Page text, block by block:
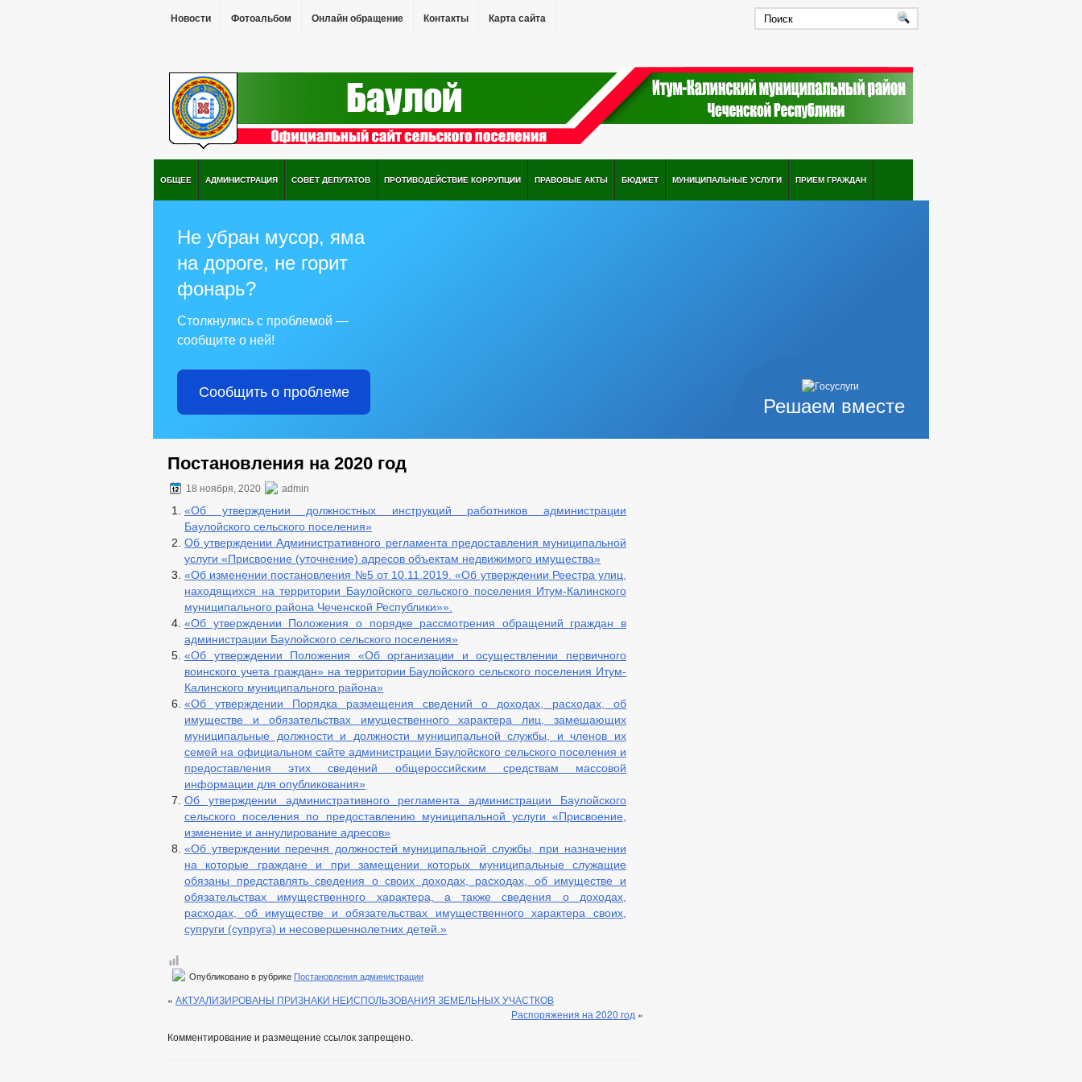
Новости Фотоальбом Онлайн обращение Контакты Карта сайта
ОБЩЕЕ АДМИНИСТРАЦИЯ СОВЕТ ДЕПУТАТОВ ПРОТИВОДЕЙСТВИЕ КОРРУПЦИИ ПРАВОВЫЕ АКТЫ БЮДЖЕТ МУНИЦИПАЛЬНЫЕ УСЛУГИ ПРИЕМ ГРАЖДАН
Решаем вместе
Не убран мусор, яма
на дороге, не горит
фонарь?
Столкнулись с проблемой —
сообщите о ней!
Сообщить о проблеме
Постановления на 2020 год
18 ноября, 2020 admin
«Об утверждении должностных инструкций работников администрации
Баулойского сельского поселения»
Об утверждении Административного регламента предоставления муниципальной
услуги «Присвоение (уточнение) адресов объектам недвижимого имущества»
«Об изменении постановления №5 от 10.11.2019. «Об утверждении Реестра улиц,
находящихся на территории Баулойского сельского поселения Итум-Калинского
муниципального района Чеченской Республики»».
«Об утверждении Положения о порядке рассмотрения обращений граждан в
администрации Баулойского сельского поселения»
«Об утверждении Положения «Об организации и осуществлении первичного
воинского учета граждан» на территории Баулойского сельского поселения Итум-
Калинского муниципального района»
«Об утверждении Порядка размещения сведений о доходах, расходах, об
имуществе и обязательствах имущественного характера лиц, замещающих
муниципальные должности и должности муниципальной службы, и членов их
семей на официальном сайте администрации Баулойского сельского поселения и
предоставления этих сведений общероссийским средствам массовой
информации для опубликования»
Об утверждении административного регламента администрации Баулойского
сельского поселения по предоставлению муниципальной услуги «Присвоение,
изменение и аннулирование адресов»
«Об утверждении перечня должностей муниципальной службы, при назначении
на которые граждане и при замещении которых муниципальные служащие
обязаны представлять сведения о своих доходах, расходах, об имуществе и
обязательствах имущественного характера, а также сведения о доходах,
расходах, об имуществе и обязательствах имущественного характера своих,
супруги (супруга) и несовершеннолетних детей.»
Опубликовано в рубрике Постановления администрации
« АКТУАЛИЗИРОВАНЫ ПРИЗНАКИ НЕИСПОЛЬЗОВАНИЯ ЗЕМЕЛЬНЫХ УЧАСТКОВ
Распоряжения на 2020 год »
Комментирование и размещение ссылок запрещено.